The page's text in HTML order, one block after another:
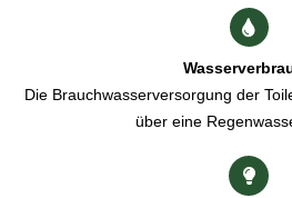
Die Brauchwasserversorgung der
über eine